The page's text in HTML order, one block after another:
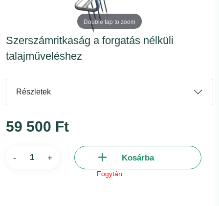
Double tap to zoom
Szerszámritkaság a forgatás nélküli
talajműveléshez
Részletek
59 500 Ft
- + Kosárba
Fogytán